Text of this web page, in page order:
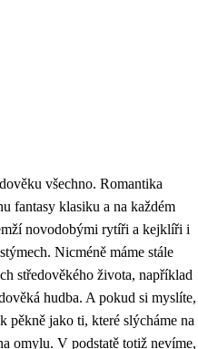
všechno. Romantika
fantasy klasiku a na každém
novodobými rytíři a kejklíři i
Nicméně máme stále
středověkého života, například
hudba. A pokud si myslíte,
pěkně jako ti, které slýcháme na
omylu. V podstatě totiž nevíme,